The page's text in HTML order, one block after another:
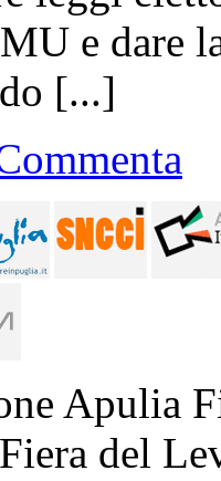
e dare
[...]
Apulia
del